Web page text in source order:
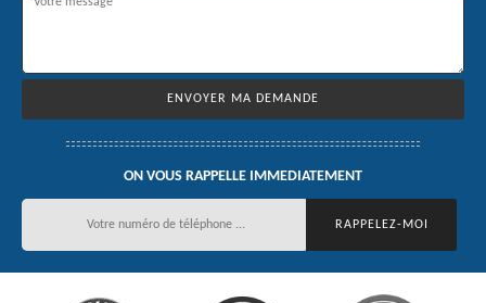
ON VOUS RAPPELLE IMMEDIATEMENT